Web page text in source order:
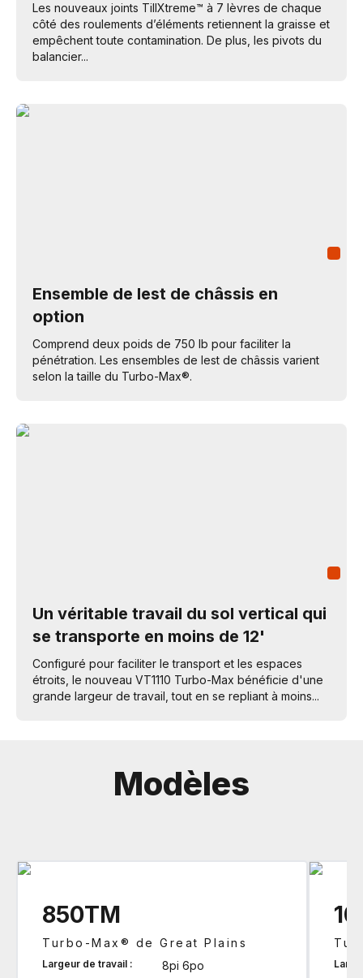
Les nouveaux joints TillXtreme™ à 7 lèvres de chaque
côté des roulements d’éléments retiennent la graisse et
empêchent toute contamination. De plus, les pivots du
balancier...
Ensemble de lest de châssis en
option
Comprend deux poids de 750 lb pour faciliter la
pénétration. Les ensembles de lest de châssis varient
selon la taille du Turbo-Max®.
Un véritable travail du sol vertical qui
se transporte en moins de 12'
Configuré pour faciliter le transport et les espaces
étroits, le nouveau VT1110 Turbo-Max bénéficie d'une
grande largeur de travail, tout en se repliant à moins...
Modèles
850TM
Turbo-Max® de Great Plains
Largeur de travail : 8pi 6po